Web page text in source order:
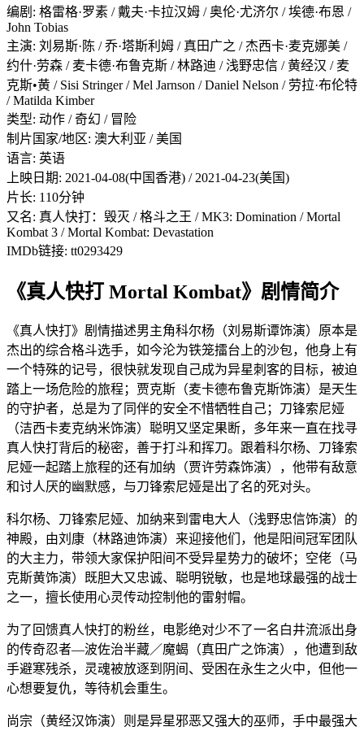
编剧: 格雷格·罗素 / 戴夫·卡拉汉姆 / 奥伦·尤济尔 / 埃德·布恩 /
John Tobias
主演: 刘易斯·陈 / 乔·塔斯利姆 / 真田广之 / 杰西卡·麦克娜美 /
约什·劳森 / 麦卡德·布鲁克斯 / 林路迪 / 浅野忠信 / 黄经汉 / 麦
克斯•黄 / Sisi Stringer / Mel Jarnson / Daniel Nelson / 劳拉·布伦特
/ Matilda Kimber
类型: 动作 / 奇幻 / 冒险
制片国家/地区: 澳大利亚 / 美国
语言: 英语
上映日期: 2021-04-08(中国香港) / 2021-04-23(美国)
片长: 110分钟
又名: 真人快打：毁灭 / 格斗之王 / MK3: Domination / Mortal
Kombat 3 / Mortal Kombat: Devastation
IMDb链接: tt0293429
《真人快打 Mortal Kombat》剧情简介
《真人快打》剧情描述男主角科尔杨（刘易斯谭饰演）原本是
杰出的综合格斗选手，如今沦为铁笼擂台上的沙包，他身上有
一个特殊的记号，很快就发现自己成为异星刺客的目标，被迫
踏上一场危险的旅程；贾克斯（麦卡德布鲁克斯饰演）是天生
的守护者，总是为了同伴的安全不惜牺牲自己；刀锋索尼娅
（洁西卡麦克纳米饰演）聪明又坚定果断，多年来一直在找寻
真人快打背后的秘密，善于打斗和挥刀。跟着科尔杨、刀锋索
尼娅一起踏上旅程的还有加纳（贾许劳森饰演），他带有敌意
和讨人厌的幽默感，与刀锋索尼娅是出了名的死对头。
科尔杨、刀锋索尼娅、加纳来到雷电大人（浅野忠信饰演）的
神殿，由刘康（林路迪饰演）来迎接他们，他是阳间冠军团队
的大主力，带领大家保护阳间不受异星势力的破坏；空佬（马
克斯黄饰演）既胆大又忠诚、聪明锐敏，也是地球最强的战士
之一，擅长使用心灵传动控制他的雷射帽。
为了回馈真人快打的粉丝，电影绝对少不了一名白井流派出身
的传奇忍者—波佐治半藏／魔蝎（真田广之饰演），他遭到敌
手避寒残杀，灵魂被放逐到阴间、受困在永生之火中，但他一
心想要复仇，等待机会重生。
尚宗（黄经汉饰演）则是异星邪恶又强大的巫师，手中最强大